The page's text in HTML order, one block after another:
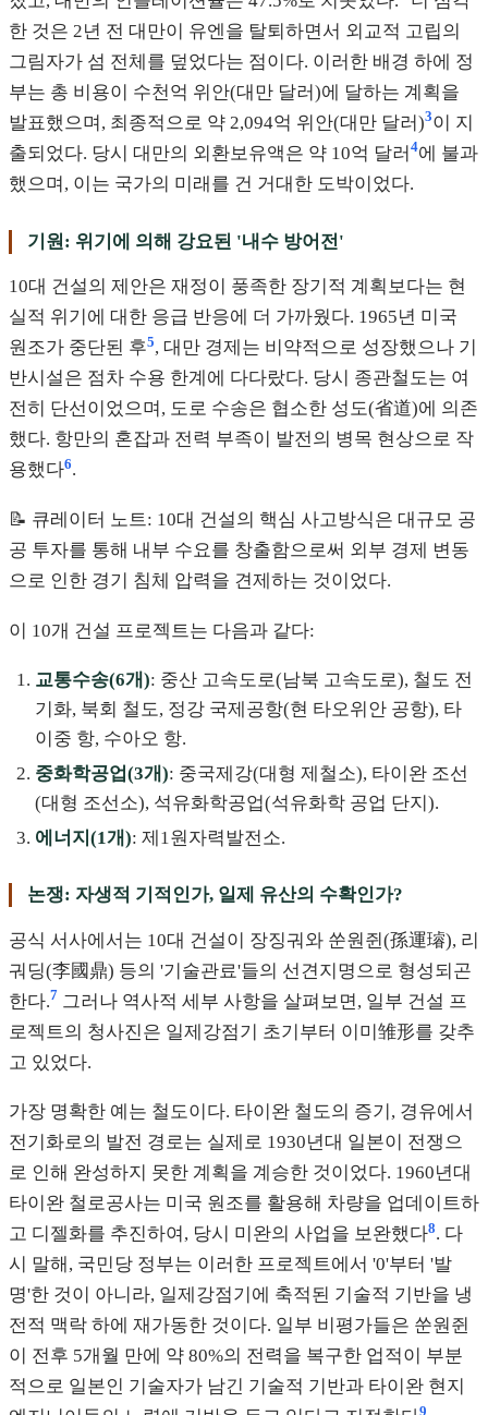
한 것은 2년 전 대만이 유엔을 탈퇴하면서 외교적 고립의
그림자가 섬 전체를 덮었다는 점이다. 이러한 배경 하에 정
부는 총 비용이 수천억 위안(대만 달러)에 달하는 계획을
발표했으며, 최종적으로 약 2,094억 위안(대만 달러)3이 지
출되었다. 당시 대만의 외환보유액은 약 10억 달러 4에 불과
했으며, 이는 국가의 미래를 건 거대한 도박이었다.
기원: 위기에 의해 강요된 '내수 방어전'
10대 건설의 제안은 재정이 풍족한 장기적 계획보다는 현
실적 위기에 대한 응급 반응에 더 가까웠다. 1965년 미국
원조가 중단된 후5, 대만 경제는 비약적으로 성장했으나 기
반시설은 점차 수용 한계에 다다랐다. 당시 종관철도는 여
전히 단선이었으며, 도로 수송은 협소한 성도(省道)에 의존
했다. 항만의 혼잡과 전력 부족이 발전의 병목 현상으로 작
용했다6.
📝 큐레이터 노트: 10대 건설의 핵심 사고방식은 대규모 공
공 투자를 통해 내부 수요를 창출함으로써 외부 경제 변동
으로 인한 경기 침체 압력을 견제하는 것이었다.
이 10개 건설 프로젝트는 다음과 같다:
교통수송(6개): 중산 고속도로(남북 고속도로), 철도 전
기화, 북회 철도, 정강 국제공항(현 타오위안 공항), 타
이중 항, 수아오 항.
중화학공업(3개): 중국제강(대형 제철소), 타이완 조선
(대형 조선소), 석유화학공업(석유화학 공업 단지).
에너지(1개): 제1원자력발전소.
논쟁: 자생적 기적인가, 일제 유산의 수확인가?
공식 서사에서는 10대 건설이 장징궈와 쑨원쥔(孫運璿), 리
궈딩(李國鼎) 등의 '기술관료'들의 선견지명으로 형성되곤
한다.7 그러나 역사적 세부 사항을 살펴보면, 일부 건설 프
로젝트의 청사진은 일제강점기 초기부터 이미雏形를 갖추
고 있었다.
가장 명확한 예는 철도이다. 타이완 철도의 증기, 경유에서
전기화로의 발전 경로는 실제로 1930년대 일본이 전쟁으
로 인해 완성하지 못한 계획을 계승한 것이었다. 1960년대
타이완 철로공사는 미국 원조를 활용해 차량을 업데이트하
고 디젤화를 추진하여, 당시 미완의 사업을 보완했다8. 다
시 말해, 국민당 정부는 이러한 프로젝트에서 '0'부터 '발
명'한 것이 아니라, 일제강점기에 축적된 기술적 기반을 냉
전적 맥락 하에 재가동한 것이다. 일부 비평가들은 쑨원쥔
이 전후 5개월 만에 약 80%의 전력을 복구한 업적이 부분
적으로 일본인 기술자가 남긴 기술적 기반과 타이완 현지
9